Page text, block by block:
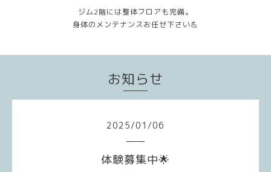
ジム2階には整体フロアも完備。
身体のメンテナンスお任せ下さい💪
お知らせ
2025/01 /06
体験募集中🌟